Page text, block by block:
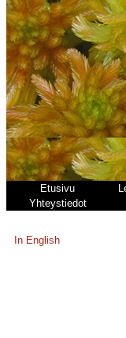
Etusivu
Yhteystiedot
In English